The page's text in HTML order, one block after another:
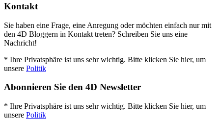
Kontakt
Sie haben eine Frage, eine Anregung oder möchten einfach nur mit
den 4D Bloggern in Kontakt treten? Schreiben Sie uns eine
Nachricht!
* Ihre Privatsphäre ist uns sehr wichtig. Bitte klicken Sie hier, um
unsere Politik
Abonnieren Sie den 4D Newsletter
* Ihre Privatsphäre ist uns sehr wichtig. Bitte klicken Sie hier, um
unsere Politik